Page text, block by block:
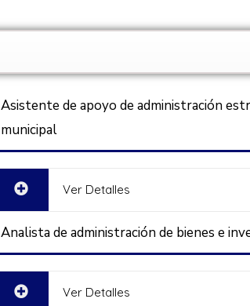
Asistente de apoyo de administración
municipal
Ver Detalles
Analista de administración de bienes e
Ver Detalles